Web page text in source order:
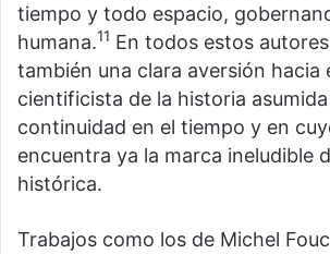
tiempo y todo espacio,
humana.11 En todos estos
también una clara aversión hacia
cientificista de la historia
continuidad en el tiempo y en
encuentra ya la marca ineludible
histórica.
Trabajos como los de Michel